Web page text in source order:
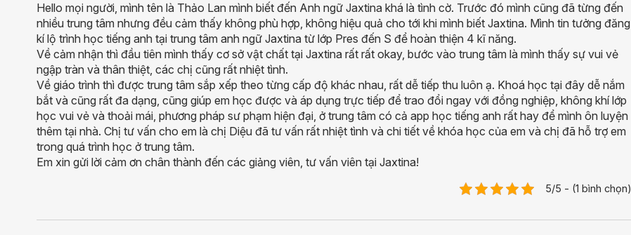
Hello mọi người, mình tên là Thảo Lan mình biết đến Anh ngữ Jaxtina khá là tình cờ. Trước đó mình cũng đã từng đến
nhiều trung tâm nhưng đều cảm thấy không phù hợp, không hiệu quả cho tới khi mình biết Jaxtina. Mình tin tưởng đăng
kí lộ trình học tiếng anh tại trung tâm anh ngữ Jaxtina từ lớp Pres đến S để hoàn thiện 4 kĩ năng.
Về cảm nhận thì đầu tiên mình thấy cơ sở vật chất tại Jaxtina rất rất okay, bước vào trung tâm là mình thấy sự vui vẻ
ngập tràn và thân thiệt, các chị cũng rất nhiệt tình.
Về giáo trình thì được trung tâm sắp xếp theo từng cấp độ khác nhau, rất dễ tiếp thu luôn ạ. Khoá học tại đây dễ nắm
bắt và cũng rất đa dạng, cũng giúp em học được và áp dụng trực tiếp để trao đổi ngay với đồng nghiệp, không khí lớp
học vui vẻ và thoải mái, phương pháp sư phạm hiện đại, ở trung tâm có cả app học tiếng anh rất hay để mình ôn luyện
thêm tại nhà. Chị tư vấn cho em là chị Diệu đã tư vấn rất nhiệt tình và chi tiết về khóa học của em và chị đã hỗ trợ em
trong quá trình học ở trung tâm.
Em xin gửi lời cảm ơn chân thành đến các giảng viên, tư vấn viên tại Jaxtina!
5/5 - (1 bình chọn)